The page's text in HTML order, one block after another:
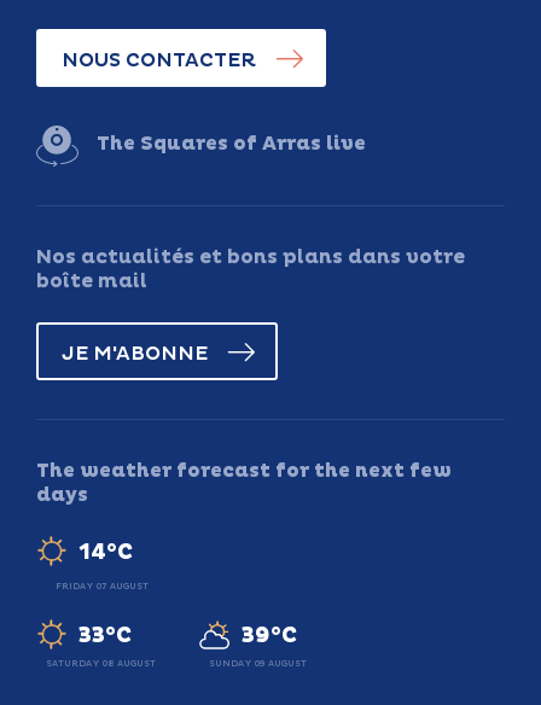
NOUS CONTACTER
The Squares of Arras live
Nos actualités et bons plans dans votre
boîte mail
JE M'ABONNE
The weather forecast for the next few
days
14°C
FRIDAY 07 AUGUST
33°C
SATURDAY 08 AUGUST
39°C
SUNDAY 09 AUGUST